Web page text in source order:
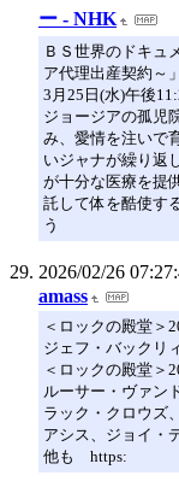
ー - NHK
ＢＳ世界のドキ
ア代理出産契約～」
3月25日(水)午後
ジョージアの孤児
み、愛情を注いで
いジャナが繰り返
が十分な医療を提
託して体を酷使す
う
2026/02/26
amass
＜ロックの殿堂＞
ジェフ・バックリ
＜ロックの殿堂＞
ルーサー・ヴァン
ラック・クロウズ
アシス、ジョイ・
他も https: